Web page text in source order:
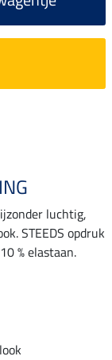
luchtig,
STEEDS opdruk
% elastaan.